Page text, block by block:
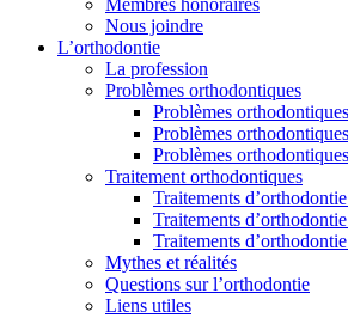
Membres honoraires
Nous joindre
L’orthodontie
La profession
Problèmes orthodontiques
Problèmes
Problèmes
Problèmes
Traitement orthodontiques
Traitements
Traitements
Traitements
Mythes et réalités
Questions sur l’orthodontie
Liens utiles